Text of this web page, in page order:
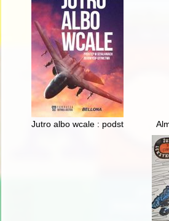
Jutro albo wcale : podstęp w